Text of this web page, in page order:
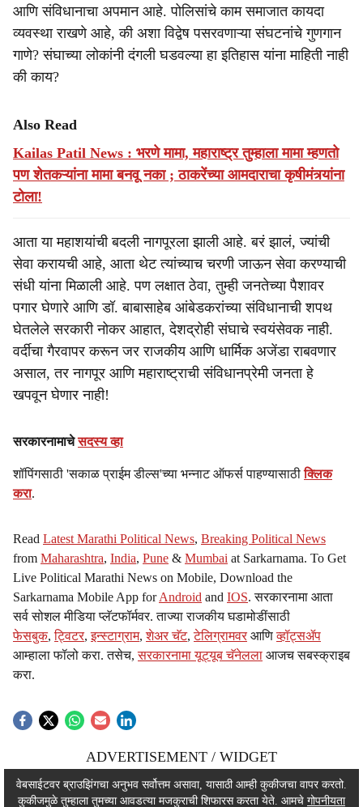
आणि संविधानाचा अपमान आहे. पोलिसांचे काम समाजात कायदा
व्यवस्था राखणे आहे, की अशा विद्वेष पसरवणाऱ्या संघटनांचे गुणगान
गाणे? संघाच्या लोकांनी दंगली घडवल्या हा इतिहास यांना माहिती नाही
की काय?
Also Read
Kailas Patil News : भरणे मामा, महाराष्ट्र तुम्हाला मामा म्हणतो
पण शेतकऱ्यांना मामा बनवू नका ; ठाकरेंच्या आमदाराचा कृषीमंत्र्यांना
टोला!
आता या महाशयांची बदली नागपूरला झाली आहे. बरं झालं, ज्यांची
सेवा करायची आहे, आता थेट त्यांच्याच चरणी जाऊन सेवा करण्याची
संधी यांना मिळाली आहे. पण लक्षात ठेवा, तुम्ही जनतेच्या पैशावर
पगार घेणारे आणि डॉ. बाबासाहेब आंबेडकरांच्या संविधानाची शपथ
घेतलेले सरकारी नोकर आहात, देशद्रोही संघाचे स्वयंसेवक नाही.
वर्दीचा गैरवापर करून जर राजकीय आणि धार्मिक अजेंडा राबवणार
असाल, तर नागपूर आणि महाराष्ट्राची संविधानप्रेमी जनता हे
खपवून घेणार नाही!
सरकारनामाचेसदस्य व्हा
शॉपिंगसाठी 'सकाळ प्राईम डील्स'च्या भन्नाट ऑफर्स पाहण्यासाठीक्लिक
करा.
Read Latest Marathi Political News, Breaking Political News
from Maharashtra, India, Pune & Mumbai at Sarkarnama. To Get
Live Political Marathi News on Mobile, Download the
Sarkarnama Mobile App forAndroid and IOS. सरकारनामा आता
सर्व सोशल मीडिया प्लॅटफॉर्मवर. ताज्या राजकीय घडामोडींसाठी
फेसबुक,ट्विटर,इन्स्टाग्राम,शेअर चॅट,टेलिग्रामवर आणिव्हॉट्सॲप
आम्हाला फॉलो करा. तसेच,सरकारनामा यूट्यूब चॅनेलला आजच सबस्क्राइब
करा.
ADVERTISEMENT / WIDGET
ADVERTISEMENT / WIDGET
वेबसाईटवर ब्राउझिंगचा अनुभव सर्वोत्तम असावा, यासाठी आम्ही कुकीजचा वापर करतो.
कुकीजमुळे तुम्हाला तुमच्या आवडत्या मजकुराची शिफारस करता येते. आमचे गोपनीयता